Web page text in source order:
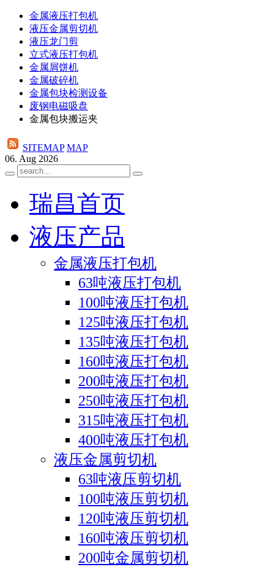
金属液压打包机
液压金属剪切机
液压龙门剪
立式液压打包机
金属屑饼机
金属破碎机
金属包块检测设备
废钢电磁吸盘
金属包块搬运夹
SITEMAP MAP
06. Aug 2026
瑞昌首页
液压产品
金属液压打包机
63吨液压打包机
100吨液压打包机
125吨液压打包机
135吨液压打包机
160吨液压打包机
200吨液压打包机
250吨液压打包机
315吨液压打包机
400吨液压打包机
液压金属剪切机
63吨液压剪切机
100吨液压剪切机
120吨液压剪切机
160吨液压剪切机
200吨金属剪切机